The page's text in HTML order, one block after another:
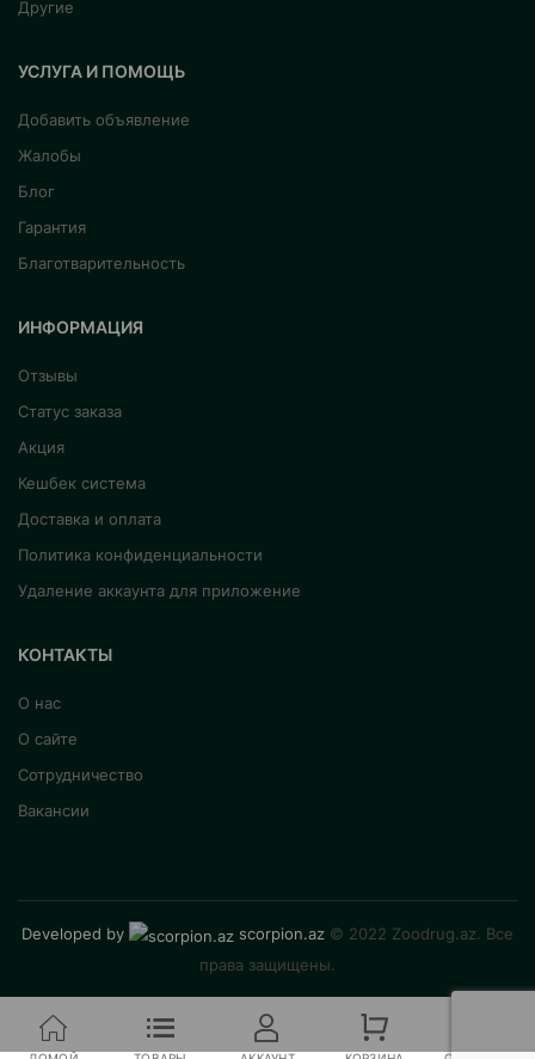
Другие
УСЛУГА И ПОМОЩЬ
Добавить объявление
Жалобы
Блог
Гарантия
Благотварительность
ИНФОРМАЦИЯ
Отзывы
Статус заказа
Акция
Кешбек система
Доставка и оплата
Политика конфиденциальности
Удаление аккаунта для приложение
КОНТАКТЫ
О нас
О сайте
Сотрудничество
Вакансии
Developed by scorpion.az © 2022 Zoodrug.az. Все
права защищены.